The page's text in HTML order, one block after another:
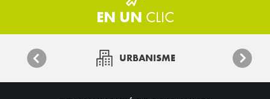
EN UN CLIC
URBANISME